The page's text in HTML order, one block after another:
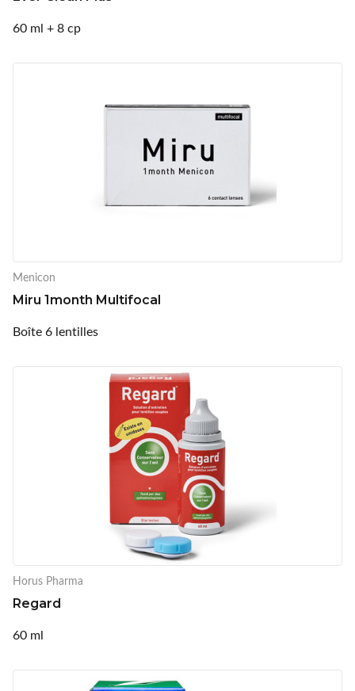
60 ml + 8 cp
Menicon
Miru 1month Multifocal
Boîte 6 lentilles
Horus Pharma
Regard
60 ml